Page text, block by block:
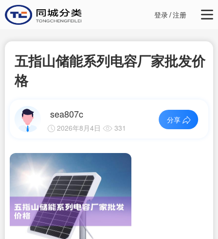
登录/注册
五指山储能系列电容厂家批发价
格
sea807c
2026年8月4日 331
分享